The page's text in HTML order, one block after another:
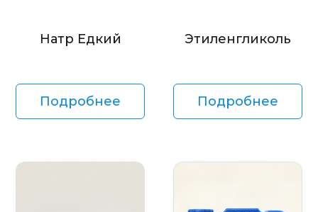
Натр Едкий
Подробнее
Этиленгликоль
Подробнее